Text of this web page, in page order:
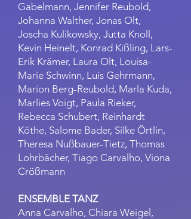
Gabelmann, Jennifer Reubold,
Johanna Walther, Jonas Olt,
Joscha Kulikowsky, Jutta Knoll,
Kevin Heinelt, Konrad Kißling, Lars-
Erik Krämer, Laura Olt, Louisa-
Marie Schwinn, Luis Gehrmann,
Marion Berg-Reubold, Marla Kuda,
Marlies Voigt, Paula Rieker,
Rebecca Schubert, Reinhardt
Köthe, Salome Bader, Silke Örtlin,
Theresa Nußbauer-Tietz, Thomas
Lohrbächer, Tiago Carvalho, Viona
Crößmann
ENSEMBLE TANZ
Anna Carvalho, Chiara Weigel,